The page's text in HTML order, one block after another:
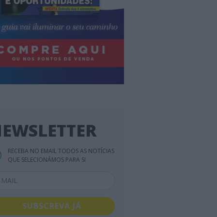
RECEBA NO EMAIL TODOS AS NOTÍCIAS
QUE SELECIONÁMOS PARA SI
SUBSCREVA JÁ